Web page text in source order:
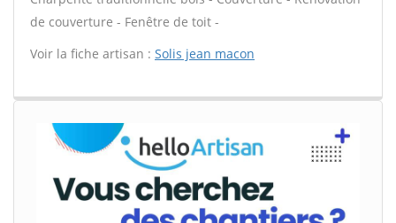
de couverture - Fenêtre de toit -
Voir la fiche artisan : Solis jean macon